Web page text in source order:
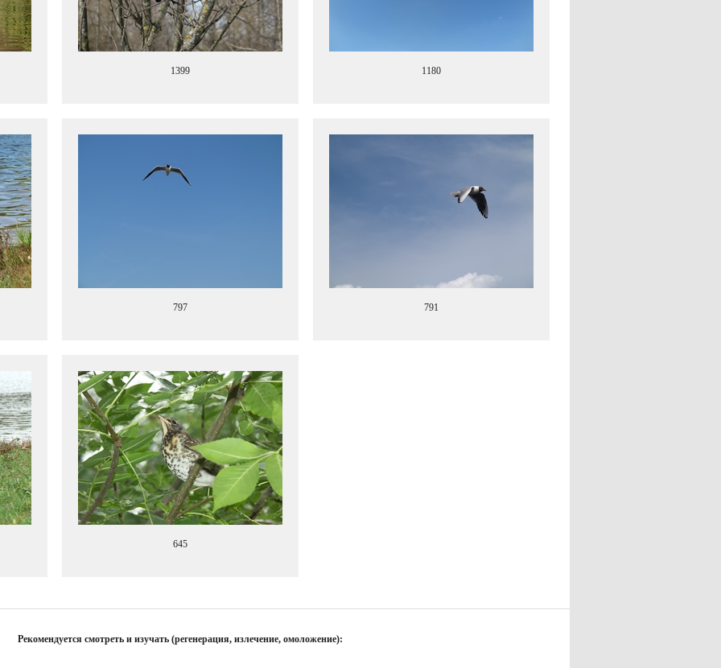
1399 1180
797 791
645
Рекомендуется смотреть и изучать (регенерация, излечение, омоложение):